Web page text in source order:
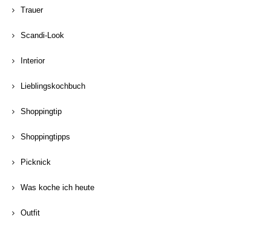
Trauer
Scandi-Look
Interior
Lieblingskochbuch
Shoppingtip
Shoppingtipps
Picknick
Was koche ich heute
Outfit